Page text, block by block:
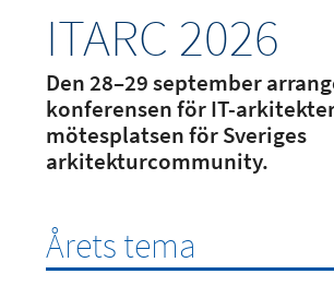
ITARC 2026
Den 28–29 september
konferensen för IT-
mötesplatsen för Sveriges
arkitekturcommunity.
Årets tema